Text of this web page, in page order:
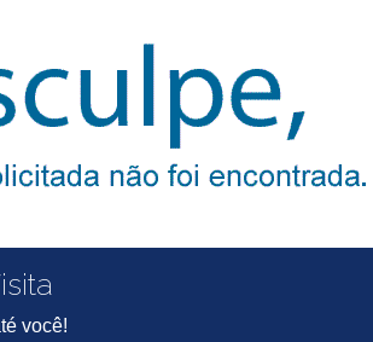
você!